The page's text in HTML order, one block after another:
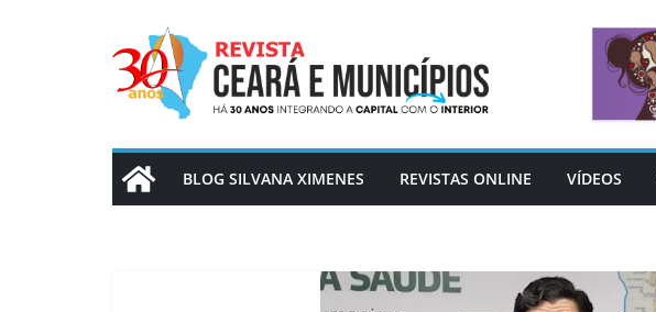
BLOG SILVANA XIMENES REVISTAS ONLINE VÍDEOS